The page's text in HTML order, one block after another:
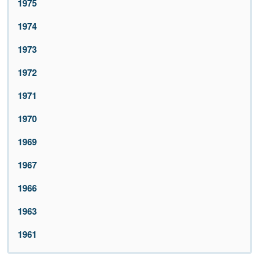
1975
1974
1973
1972
1971
1970
1969
1967
1966
1963
1961